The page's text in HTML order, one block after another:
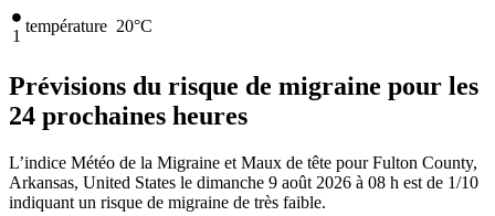
1
température 20°C
Prévisions du risque de migraine pour les
24 prochaines heures
L’indice Météo de la Migraine et Maux de tête pour Fulton County,
Arkansas, United States le dimanche 9 août 2026 à 08 h est de 1/10
indiquant un risque de migraine de très faible.